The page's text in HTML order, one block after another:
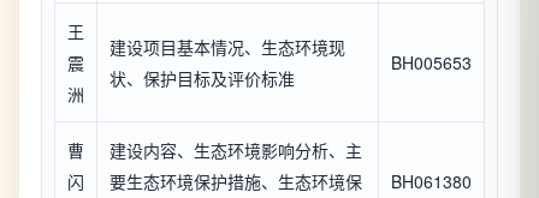
王
震
洲
建设项目基本情况、生态环境现
状、保护目标及评价标准
BH005653
曹
闪
建设内容、生态环境影响分析、主
要生态环境保护措施、生态环境保
BH061380